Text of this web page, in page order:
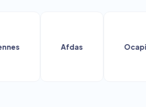
Afdas Ocapiat